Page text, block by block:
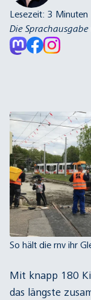
Lesezeit: 3 Minuten
Die
So hält die rnv ihr
Mit knapp 180
das längste